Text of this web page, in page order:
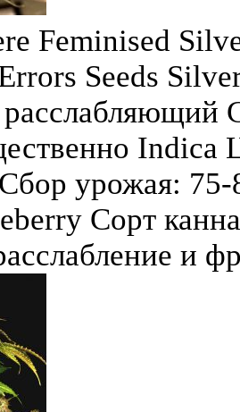
Feminised
Seeds
Indica
урожая:
Сорт
и